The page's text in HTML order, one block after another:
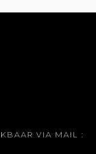
VIA MAIL :